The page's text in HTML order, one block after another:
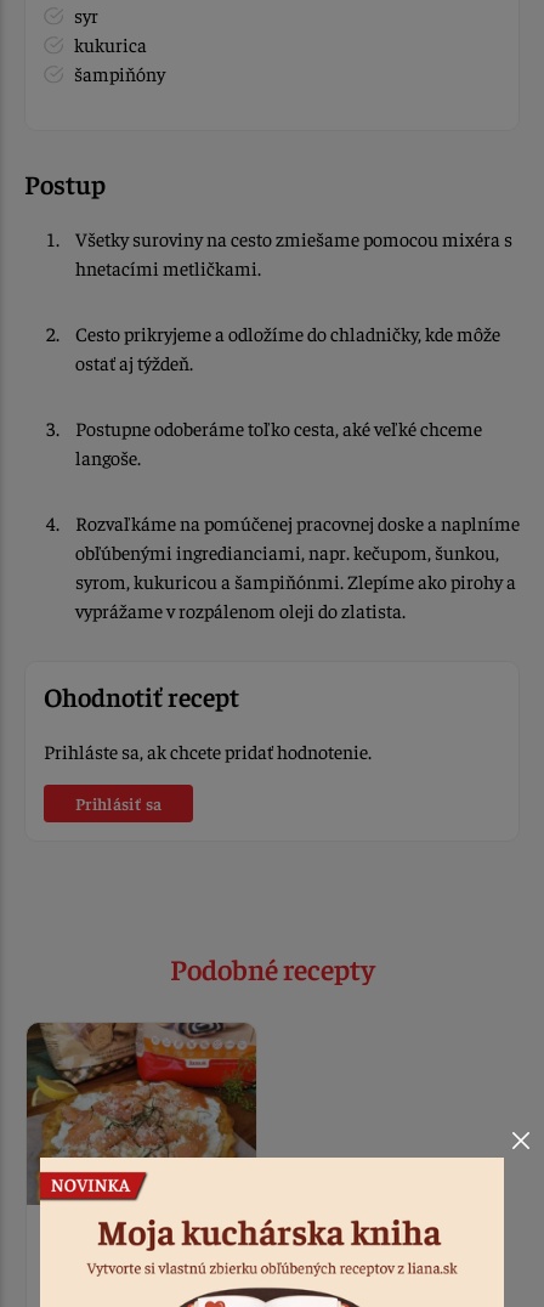
syr
kukurica
šampiňóny
Postup
Všetky suroviny na cesto zmiešame pomocou mixéra s
hnetacími metličkami.
Cesto prikryjeme a odložíme do chladničky, kde môže
ostať aj týždeň.
Postupne odoberáme toľko cesta, aké veľké chceme
langoše.
Rozvaľkáme na pomúčenej pracovnej doske a naplníme
obľúbenými ingredianciami, napr. kečupom, šunkou,
syrom, kukuricou a šampiňónmi. Zlepíme ako pirohy a
vyprážame v rozpálenom oleji do zlatista.
Ohodnotiť recept
Prihláste sa, ak chcete pridať hodnotenie.
Prihlásiť sa
Podobné recepty
Janka
Bezlepkové langoše s